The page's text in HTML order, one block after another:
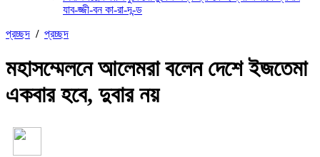
যাব-জ্জী-বন কা-রা-দ-ন্ড
প্রচ্ছদ / প্রচ্ছদ
মহাসম্মেলনে আলেমরা বলেন দেশে ইজতেমা
একবার হবে, দুবার নয়